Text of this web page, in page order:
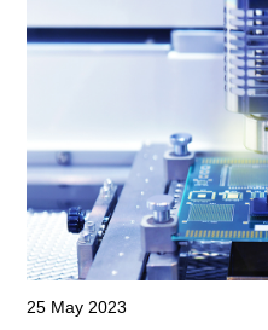
25 May 2023